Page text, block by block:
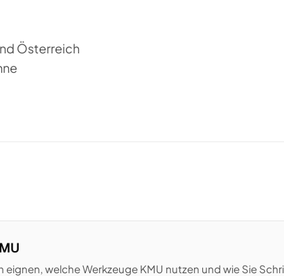
Österreich
welche Werkzeuge KMU nutzen und wie Sie